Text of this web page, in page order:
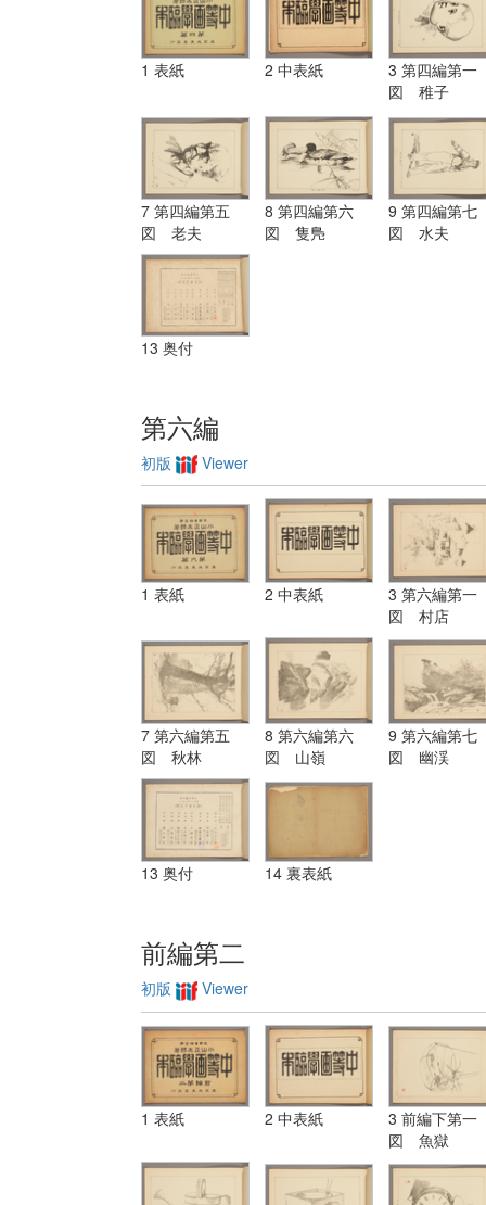
1 表紙 2 中表紙
3 第四編第一
図 稚子
7 第四編第五
図 老夫
8 第四編第六
図 隻鳬
9 第四編第七
図 水夫
13 奥付
第六編
初版 Viewer
1 表紙 2 中表紙
3 第六編第一
図 村店
7 第六編第五
図 秋林
8 第六編第六
図 山嶺
9 第六編第七
図 幽渓
13 奥付 14 裏表紙
前編第二
初版 Viewer
1 表紙 2 中表紙
3 前編下第一
図 魚獄